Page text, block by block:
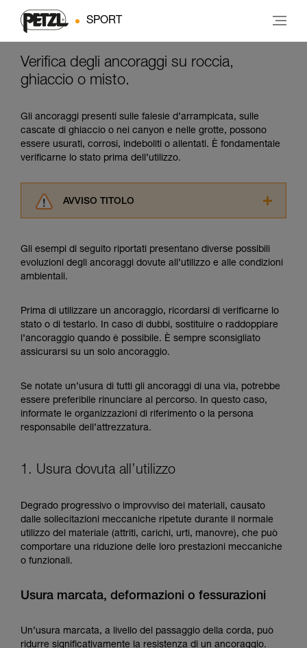
SPORT
Verifica degli ancoraggi su roccia,
ghiaccio o misto.
Gli ancoraggi presenti sulle falesie d’arrampicata, sulle
cascate di ghiaccio o nei canyon e nelle grotte, possono
essere usurati, corrosi, indeboliti o allentati. È fondamentale
verificarne lo stato prima dell’utilizzo.
AVVISO TITOLO
consultarlo. Dovete aver compreso le
informazioni dell’istruzione tecnica per poter
capire queste ulteriori informazioni.
formazione ed un addestramento specifico.
Verificate con un professionista la vostra
capacità di rifare la manovra, da soli, in piena
sicurezza, prima di riprodurla autonomamente.
vengono qui descritte.
Gli esempi di seguito riportati presentano diverse possibili
evoluzioni degli ancoraggi dovute all’utilizzo e alle condizioni
ambientali.
Prima di utilizzare un ancoraggio, ricordarsi di verificarne lo
stato o di testarlo. In caso di dubbi, sostituire o raddoppiare
l’ancoraggio quando è possibile. È sempre sconsigliato
assicurarsi su un solo ancoraggio.
Se notate un’usura di tutti gli ancoraggi di una via, potrebbe
essere preferibile rinunciare al percorso. In questo caso,
informate le organizzazioni di riferimento o la persona
responsabile dell’attrezzatura.
1. Usura dovuta all’utilizzo
Degrado progressivo o improvviso dei materiali, causato
dalle sollecitazioni meccaniche ripetute durante il normale
utilizzo del materiale (attriti, carichi, urti, manovre), che può
comportare una riduzione delle loro prestazioni meccaniche
o funzionali.
Usura marcata, deformazioni o fessurazioni
Un’usura marcata, a livello del passaggio della corda, può
ridurre significativamente la resistenza di un ancoraggio.